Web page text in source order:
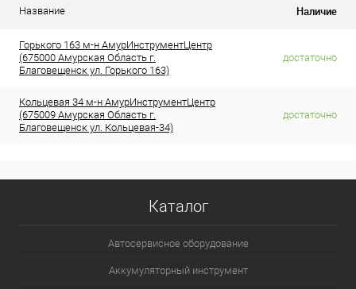
Название Наличие
Горького 163 м-н АмурИнструментЦентр
(675000 Амурская Область г.
Благовещенск ул. Горького 163)
достаточно
Кольцевая 34 м-н АмурИнструментЦентр
(675009 Амурская Область г.
Благовещенск ул. Кольцевая-34)
достаточно
Каталог
Автосервисное оборудование
Аккумуляторный инструмент